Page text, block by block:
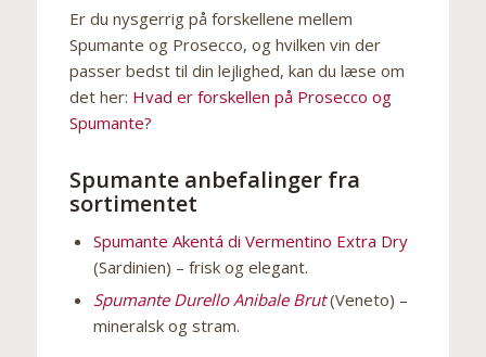
Er du nysgerrig på forskellene mellem
Spumante og Prosecco, og hvilken vin der
passer bedst til din lejlighed, kan du læse om
det her: Hvad er forskellen på Prosecco og
Spumante?
Spumante anbefalinger fra
sortimentet
Spumante Akentá di Vermentino Extra Dry
(Sardinien) – frisk og elegant.
Spumante Durello Anibale Brut(Veneto) –
mineralsk og stram.